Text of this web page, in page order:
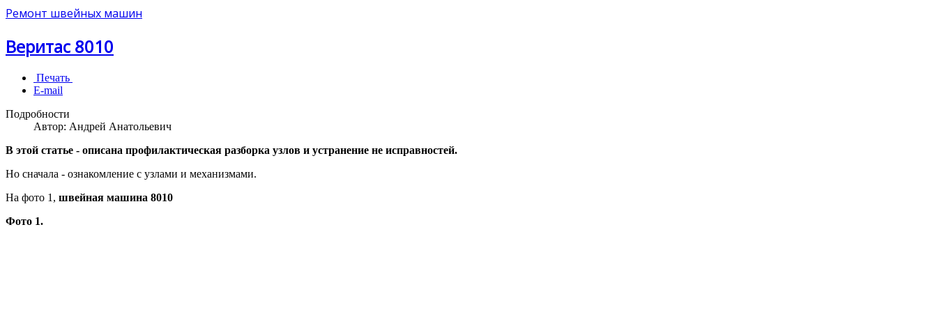
Ремонт швейных машин
Веритас 8010
Печать
E-mail
Подробности
Автор: Андрей Анатольевич
В этой статье - описана профилактическая разборка узлов и устранение не исправностей.
Но сначала - ознакомление с узлами и механизмами.
На фото 1, швейная машина 8010
Фото 1.